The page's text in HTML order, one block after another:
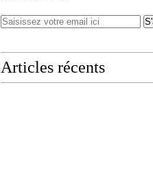
Articles récents